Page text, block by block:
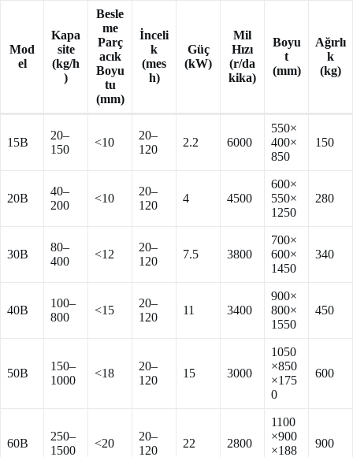
Mod
el
Kapa
site
(kg/h
)
Besle
me
Parç
acık
Boyu
tu
(mm)
İnceli
k
(mes
h)
Güç
(kW)
Mil
Hızı
(r/da
kika)
Boyu
t
(mm)
Ağırlı
k
(kg)
15B
20–
150
<10
20–
120
2.2 6000
550×
400×
850
150
20B
40–
200
<10
20–
120
4 4500
600×
550×
1250
280
30B
80–
400
<12
20–
120
7.5 3800
700×
600×
1450
340
40B
100–
800
<15
20–
120
11 3400
900×
800×
1550
450
50B
150–
1000
<18
20–
120
15 3000
1050
×850
×175
0
600
60B
250–
1500
<20
20–
120
22 2800
1100
×900
×188
900